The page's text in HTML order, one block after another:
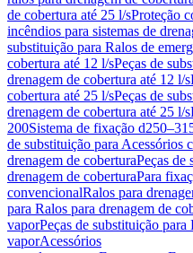
de cobertura até 25 l/sProteção
incêndios para sistemas de
substituição para Ralos de
cobertura até 12 l/sPeças de
drenagem de cobertura até 12 l/s
cobertura até 25 l/sPeças de
drenagem de cobertura até 25 l/s
200Sistema de fixação
de substituição para Acessórios
drenagem de coberturaPeças de
drenagem de coberturaPara
convencionalRalos para
para Ralos para drenagem de
vaporPeças de substituição
vaporAcessórios